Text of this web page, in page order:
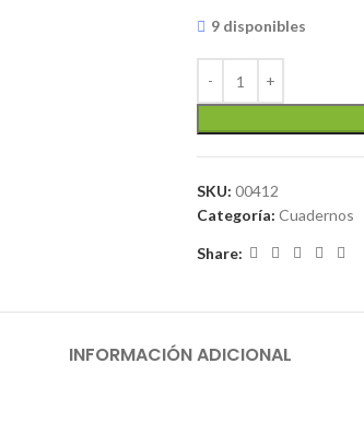
9 disponibles
SKU: 00412
Categoría: Cuadernos
Share:
INFORMACIÓN ADICIONAL